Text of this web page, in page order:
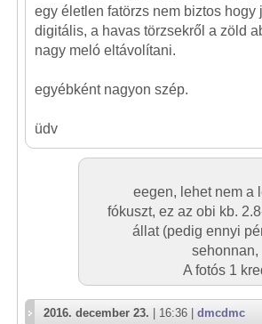
egy életlen fatörzs nem biztos hogy
digitális, a havas törzsekről a zöld
nagy meló eltávolítani.
egyébként nagyon szép.
üdv
eegen, lehet nem a
fókuszt, ez az obi kb.
állat (pedig ennyi
sehonnan,
A fotós 1
2016. december 23. | 16:36 | dmcdmc